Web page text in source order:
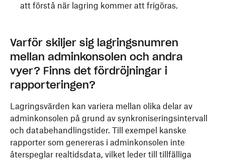
att förstå när lagring kommer att frigöras.
Varför skiljer sig lagringsnumren
mellan adminkonsolen och andra
vyer? Finns det fördröjningar i
rapporteringen?
Lagringsvärden kan variera mellan olika delar av
adminkonsolen på grund av synkroniseringsintervall
och databehandlingstider. Till exempel kanske
rapporter som genereras i adminkonsolen inte
återspeglar realtidsdata, vilket leder till tillfälliga